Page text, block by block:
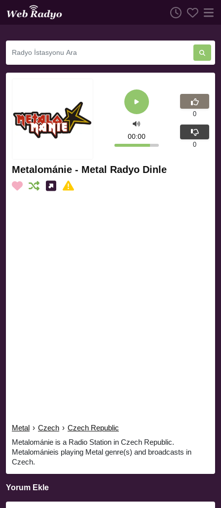
Metalománie - Metal Radyo Dinle
Metal › Czech › Czech Republic
Metalománie is a Radio Station in Czech Republic.
Metalománieis playing Metal genre(s) and broadcasts in
Czech.
00:00
0
0
Yorum Ekle